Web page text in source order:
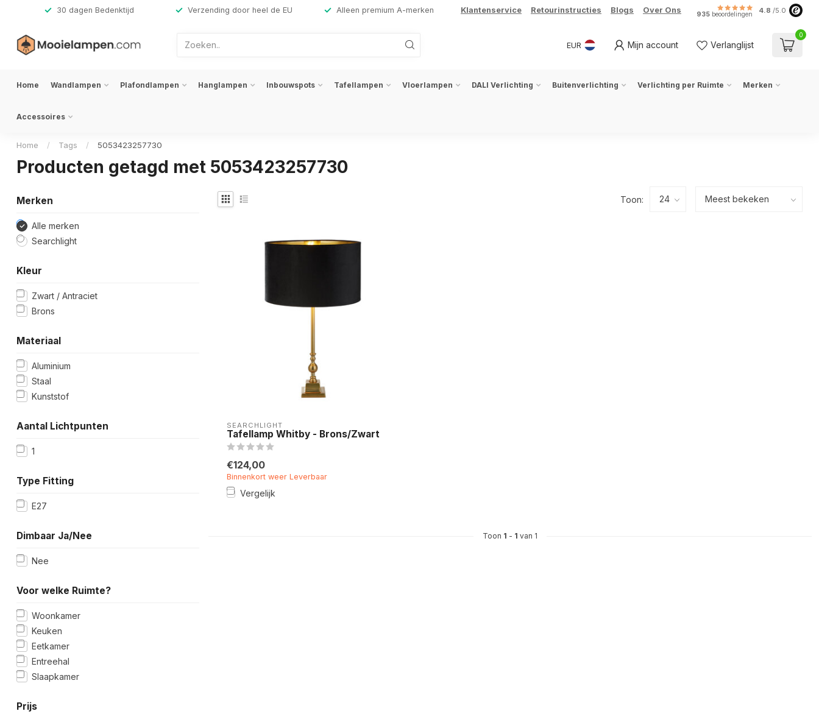
30 dagen Bedenktijd Verzending door heel de EU Alleen premium A-merken Klantenservice Retourinstructies Blogs Over Ons 935 beoordelingen 4.8 /5.0
EUR Mijn account Verlanglijst
0
Home Wandlampen Plafondlampen Hanglampen Inbouwspots Tafellampen Vloerlampen DALI Verlichting Buitenverlichting Verlichting per Ruimte Merken
Accessoires
Home / Tags / 5053423257730
Producten getagd met 5053423257730
Merken
Alle merken
Searchlight
Kleur
Zwart / Antraciet
Brons
Materiaal
Aluminium
Staal
Kunststof
Aantal Lichtpunten
1
Type Fitting
E27
Dimbaar Ja/Nee
Nee
Voor welke Ruimte?
Woonkamer
Keuken
Eetkamer
Entreehal
Slaapkamer
Prijs
Toon:
SEARCHLIGHT
Tafellamp Whitby - Brons/Zwart
€124,00
Binnenkort weer Leverbaar
Vergelijk
Toon 1 - 1 van 1